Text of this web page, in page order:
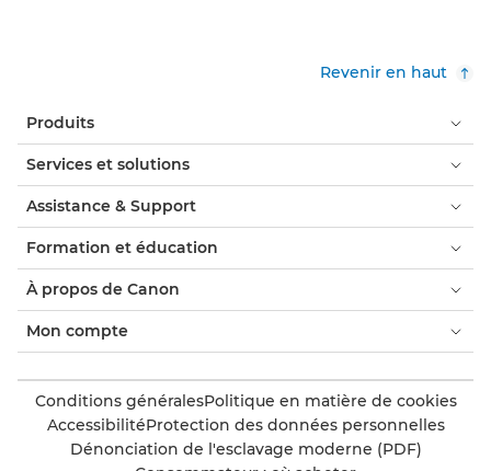
Revenir en haut
Produits
Services et solutions
Assistance & Support
Formation et éducation
À propos de Canon
Mon compte
Conditions généralesPolitique en matière de cookies
AccessibilitéProtection des données personnelles
Dénonciation de l'esclavage moderne (PDF)